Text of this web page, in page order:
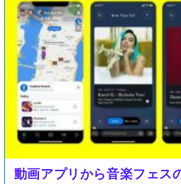
動画アプリから音楽フェス